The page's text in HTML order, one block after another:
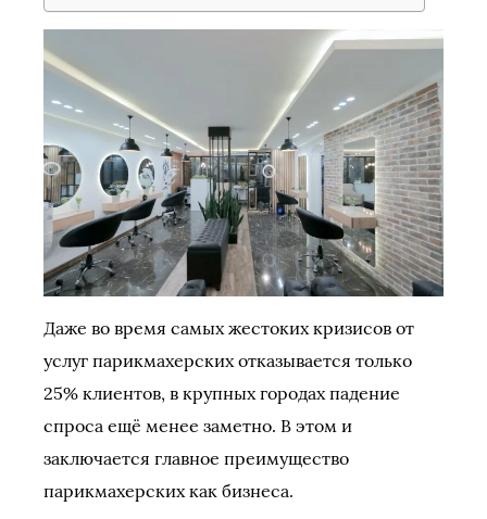
Даже во время самых жестоких кризисов от
услуг парикмахерских отказывается только
25% клиентов, в крупных городах падение
спроса ещё менее заметно. В этом и
заключается главное преимущество
парикмахерских как бизнеса.